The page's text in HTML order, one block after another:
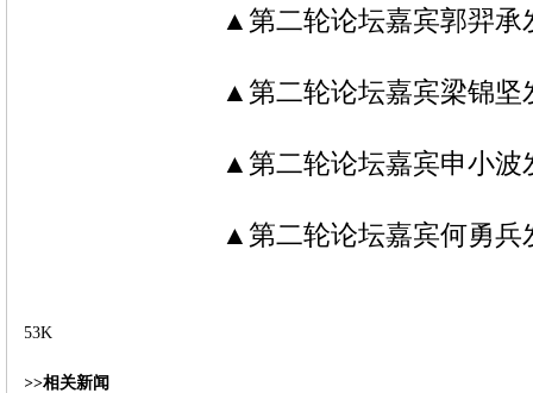
▲第二轮论坛嘉宾郭羿承
▲第二轮论坛嘉宾梁锦坚
▲第二轮论坛嘉宾申小波
▲第二轮论坛嘉宾何勇兵
53K
>>相关新闻